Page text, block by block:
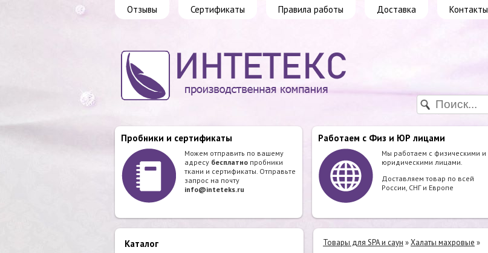
Отзывы Сертификаты Правила работы Доставка Контакты
Пробники и сертификаты
Можем отправить по вашему
адресу бесплатно пробники
ткани и сертификаты. Отправьте
запрос на почту
info@inteteks.ru
Работаем с Физ и ЮР лицами
Мы работаем с физическими и
юридическими лицами.
Доставляем товар по всей
России, СНГ и Европе
Каталог Товары для SPA и саун »Халаты махровые »